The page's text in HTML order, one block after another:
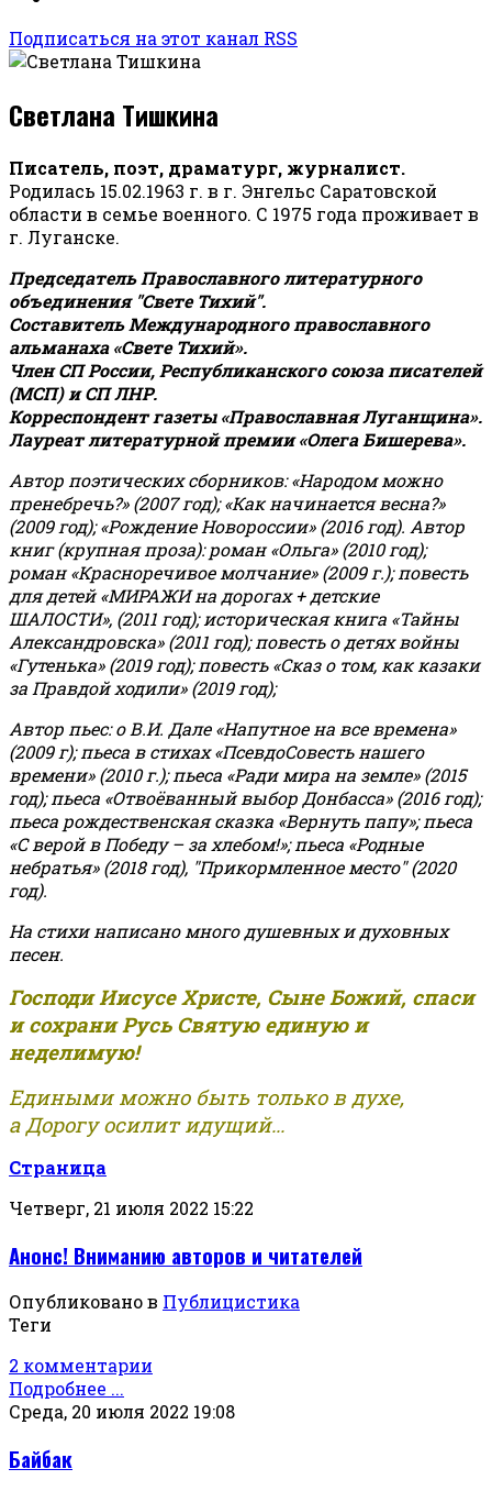
Подписаться на этот канал RSS
Светлана Тишкина
Писатель, поэт, драматург, журналист.
Родилась 15.02.1963 г. в г. Энгельс Саратовской
области в семье военного. С 1975 года проживает в
г. Луганске.
Председатель Православного литературного
объединения "Свете Тихий".
Составитель Международного православного
альманаха «Свете Тихий».
Член СП России, Республиканского союза писателей
(МСП) и СП ЛНР.
Корреспондент газеты «Православная Луганщина».
Лауреат литературной премии «Олега Бишерева».
Автор поэтических сборников: «Народом можно
пренебречь?» (2007 год); «Как начинается весна?»
(2009 год); «Рождение Новороссии» (2016 год). Автор
книг (крупная проза): роман «Ольга» (2010 год);
роман «Красноречивое молчание» (2009 г.); повесть
для детей «МИРАЖИ на дорогах + детские
ШАЛОСТИ», (2011 год); историческая книга «Тайны
Александровска» (2011 год); повесть о детях войны
«Гутенька» (2019 год); повесть «Сказ о том, как казаки
за Правдой ходили» (2019 год);
Автор пьес: о В.И. Дале «Напутное на все времена»
(2009 г); пьеса в стихах «ПсевдоСовесть нашего
времени» (2010 г.); пьеса «Ради мира на земле» (2015
год); пьеса «Отвоёванный выбор Донбасса» (2016 год);
пьеса рождественская сказка «Вернуть папу»; пьеса
«С верой в Победу – за хлебом!»;пьеса «Родные
небратья» (2018 год), "Прикормленное место" (2020
год).
На стихи написано много душевных и духовных
песен.
Господи Иисусе Христе, Сыне Божий, спаси
и сохрани Русь Святую единую и
неделимую!
Едиными можно быть только в духе,
а Дорогу осилит идущий...
Страница
Четверг, 21 июля 2022 15:22
Анонс! Вниманию авторов и читателей
Опубликовано в Публицистика
Теги
2 комментарии
Подробнее ...
Среда, 20 июля 2022 19:08
Байбак